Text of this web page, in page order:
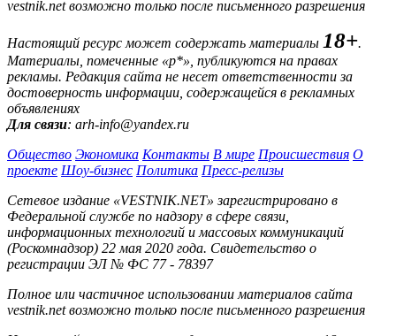
vestnik.net возможно только после письменного разрешения
Настоящий ресурс может содержать материалы 18+.
Материалы, помеченные «р*», публикуются на правах
рекламы. Редакция сайта не несет ответственности за
достоверность информации, содержащейся в рекламных
объявлениях
Для связи: arh-info@yandex.ru
Общество Экономика Контакты В мире Происшествия О
проекте Шоу-бизнес Политика Пресс-релизы
Сетевое издание «VESTNIK.NET» зарегистрировано в
Федеральной службе по надзору в сфере связи,
информационных технологий и массовых коммуникаций
(Роскомнадзор) 22 мая 2020 года. Свидетельство о
регистрации ЭЛ № ФС 77 - 78397
Полное или частичное использовании материалов сайта
vestnik.net возможно только после письменного разрешения